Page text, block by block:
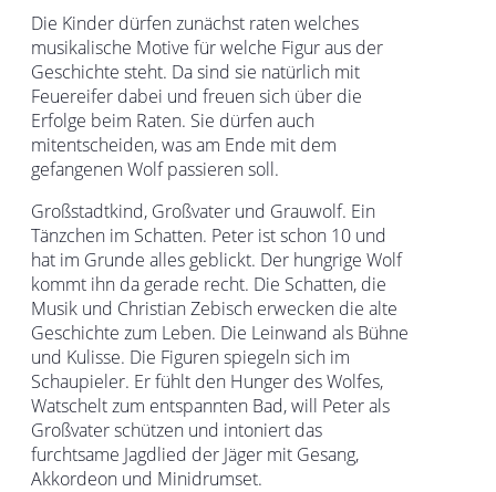
Die Kinder dürfen zunächst raten welches
musikalische Motive für welche Figur aus der
Geschichte steht. Da sind sie natürlich mit
Feuereifer dabei und freuen sich über die
Erfolge beim Raten. Sie dürfen auch
mitentscheiden, was am Ende mit dem
gefangenen Wolf passieren soll.
Großstadtkind, Großvater und Grauwolf. Ein
Tänzchen im Schatten. Peter ist schon 10 und
hat im Grunde alles geblickt. Der hungrige Wolf
kommt ihn da gerade recht. Die Schatten, die
Musik und Christian Zebisch erwecken die alte
Geschichte zum Leben. Die Leinwand als Bühne
und Kulisse. Die Figuren spiegeln sich im
Schaupieler. Er fühlt den Hunger des Wolfes,
Watschelt zum entspannten Bad, will Peter als
Großvater schützen und intoniert das
furchtsame Jagdlied der Jäger mit Gesang,
Akkordeon und Minidrumset.